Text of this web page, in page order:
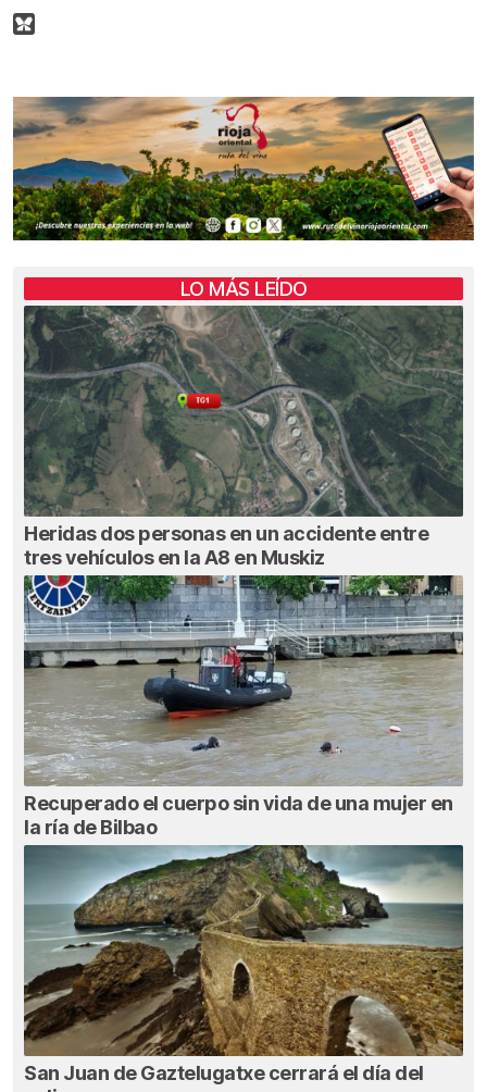
LO MÁS LEÍDO
Heridas dos personas en un accidente entre
tres vehículos en la A8 en Muskiz
Recuperado el cuerpo sin vida de una mujer en
la ría de Bilbao
San Juan de Gaztelugatxe cerrará el día del